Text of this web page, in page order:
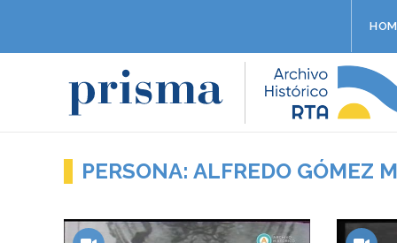
PERSONA: ALFREDO GÓMEZ